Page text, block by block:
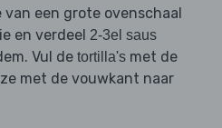
een grote ovenschaal
en verdeel 2-3el saus
Vul de tortilla's met de
met de vouwkant naar